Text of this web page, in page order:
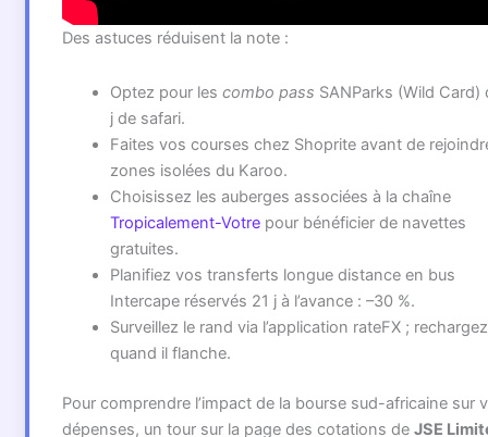
Des astuces réduisent la note :
Optez pour les combo pass SANParks (Wild Card)
j de safari.
Faites vos courses chez Shoprite avant de
zones isolées du Karoo.
Choisissez les auberges associées à la chaîne
Tropicalement-Votrepour bénéficier de navettes
gratuites.
Planifiez vos transferts longue distance en bus
Intercape réservés 21 j à l’avance : –30 %.
Surveillez le rand via l’application rateFX ; rechargez
quand il flanche.
Pour comprendre l’impact de la bourse sud-africaine sur
dépenses, un tour sur la page des cotations de JSE